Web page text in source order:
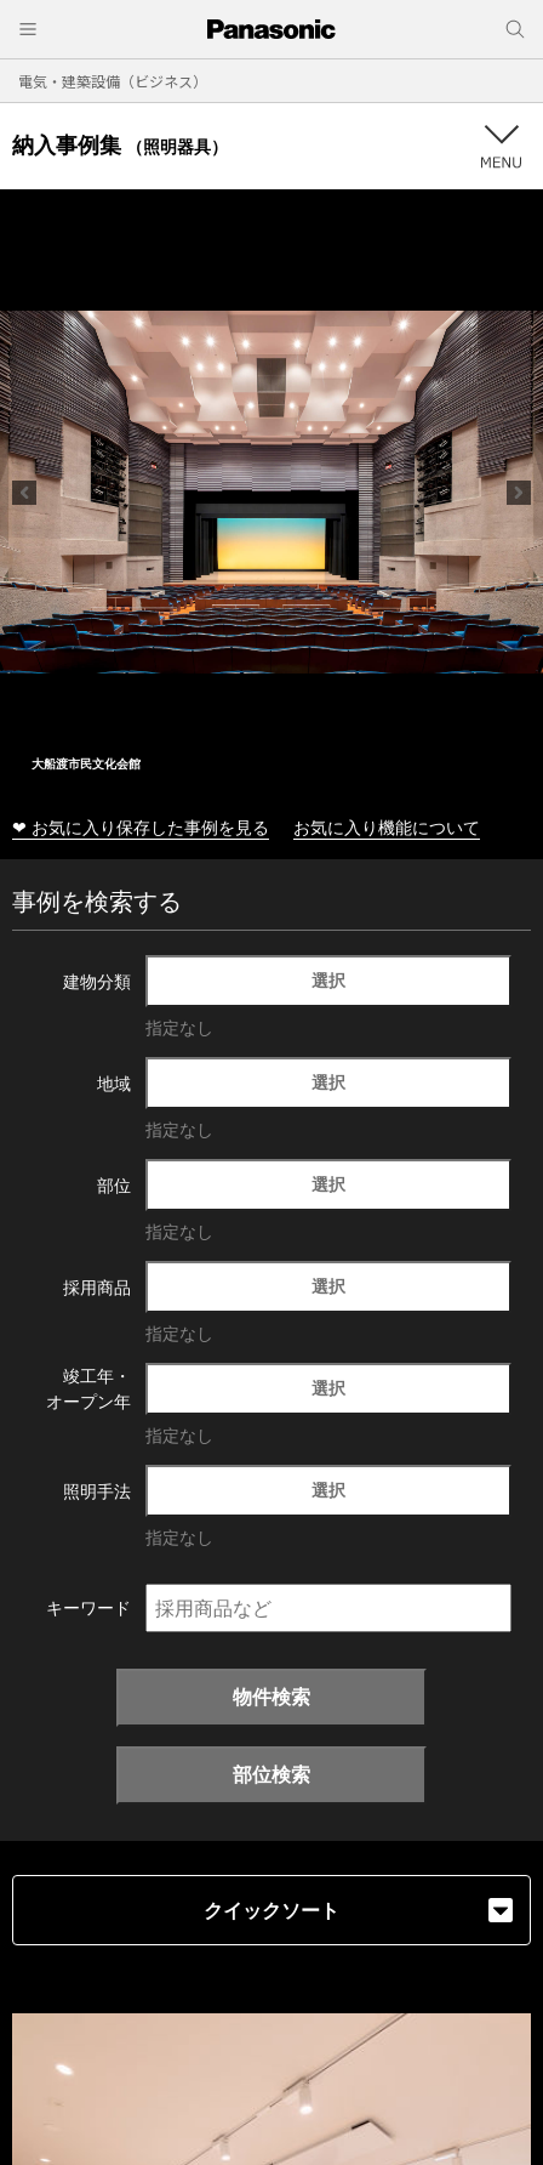
電気・建築設備（ビジネス）
納入事例集 （照明器具）
大船渡市民文化会館
❤ お気に入り保存した事例を見る お気に入り機能について
事例を検索する
建物分類 選択
指定なし
地域 選択
指定なし
部位 選択
指定なし
採用商品 選択
指定なし
竣工年・
オープン年
選択
指定なし
照明手法 選択
指定なし
キーワード
物件検索
部位検索
クイックソート